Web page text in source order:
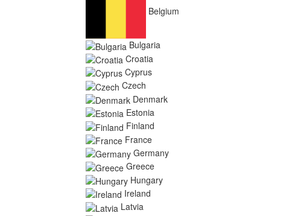
Belgium
Bulgaria
Croatia
Cyprus
Czech
Denmark
Estonia
Finland
France
Germany
Greece
Hungary
Ireland
Latvia